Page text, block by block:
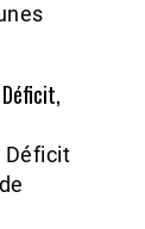
Déficit